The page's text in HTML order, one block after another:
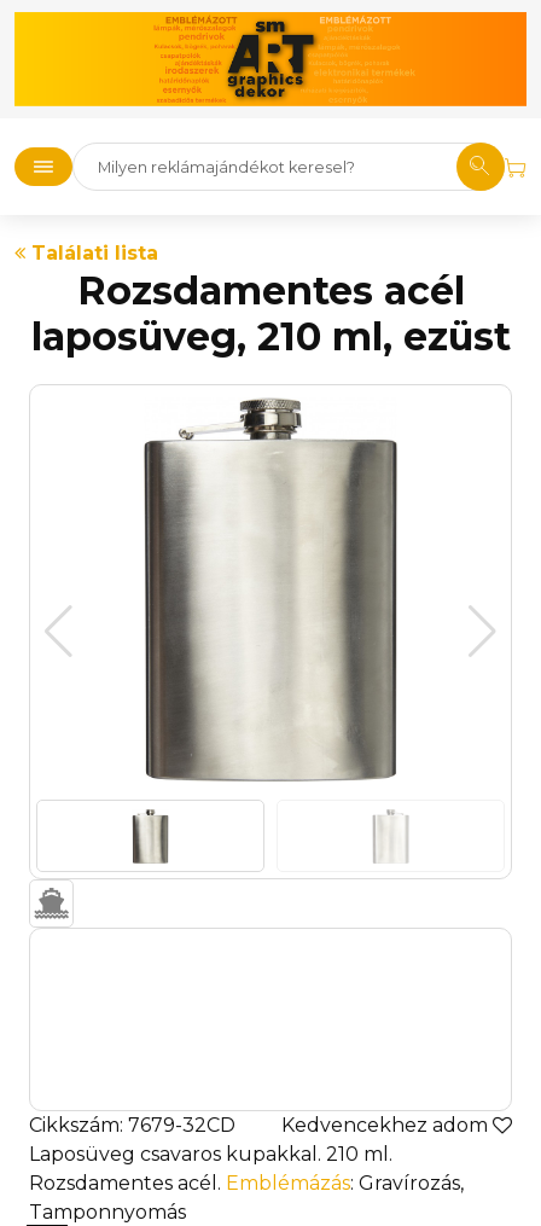
Találati lista
Rozsdamentes acél
laposüveg, 210 ml, ezüst
Cikkszám: 7679-32CD
Kedvencekhez adom
Laposüveg csavaros kupakkal. 210 ml.
Rozsdamentes acél. Emblémázás: Gravírozás,
Tamponnyomás